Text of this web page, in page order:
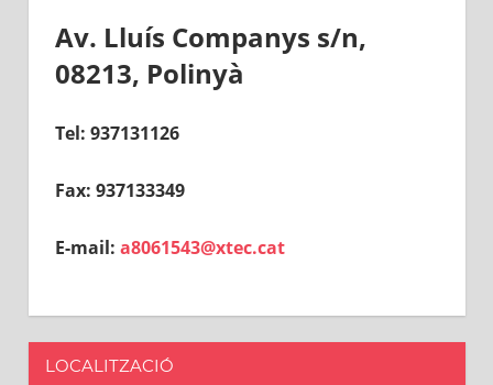
Av. Lluís Companys s/n,
08213, Polinyà
Tel: 937131126
Fax: 937133349
E-mail: a8061543@xtec.cat
LOCALITZACIÓ